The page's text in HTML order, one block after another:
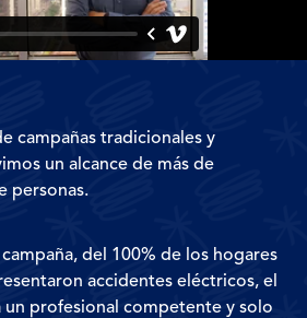
campañas tradicionales y
un alcance de más de
personas.
del 100% de los hogares
accidentes eléctricos, el
un profesional competente y solo